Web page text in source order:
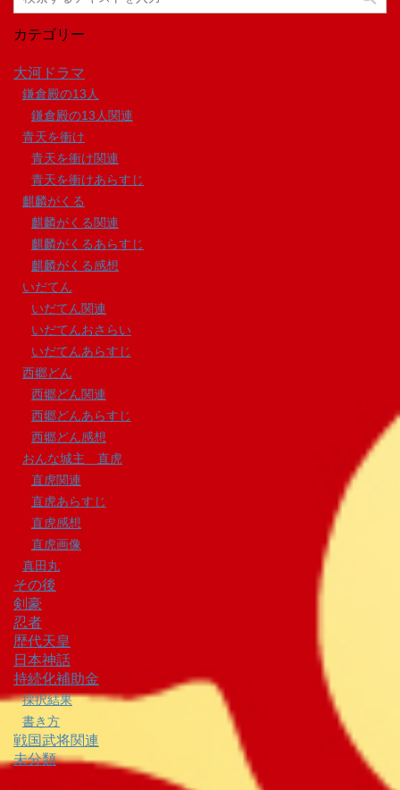
カテゴリー
大河ドラマ
鎌倉殿の13人
鎌倉殿の13人関連
青天を衝け
青天を衝け関連
青天を衝けあらすじ
麒麟がくる
麒麟がくる関連
麒麟がくるあらすじ
麒麟がくる感想
いだてん
いだてん関連
いだてんおさらい
いだてんあらすじ
西郷どん
西郷どん関連
西郷どんあらすじ
西郷どん感想
おんな城主 直虎
直虎関連
直虎あらすじ
直虎感想
直虎画像
真田丸
その後
剣豪
忍者
歴代天皇
日本神話
持続化補助金
採択結果
書き方
戦国武将関連
未分類